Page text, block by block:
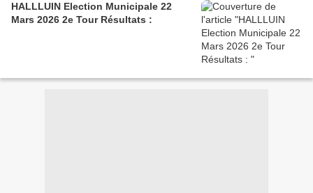
HALLLUIN Election Municipale 22
Mars 2026 2e Tour Résultats :